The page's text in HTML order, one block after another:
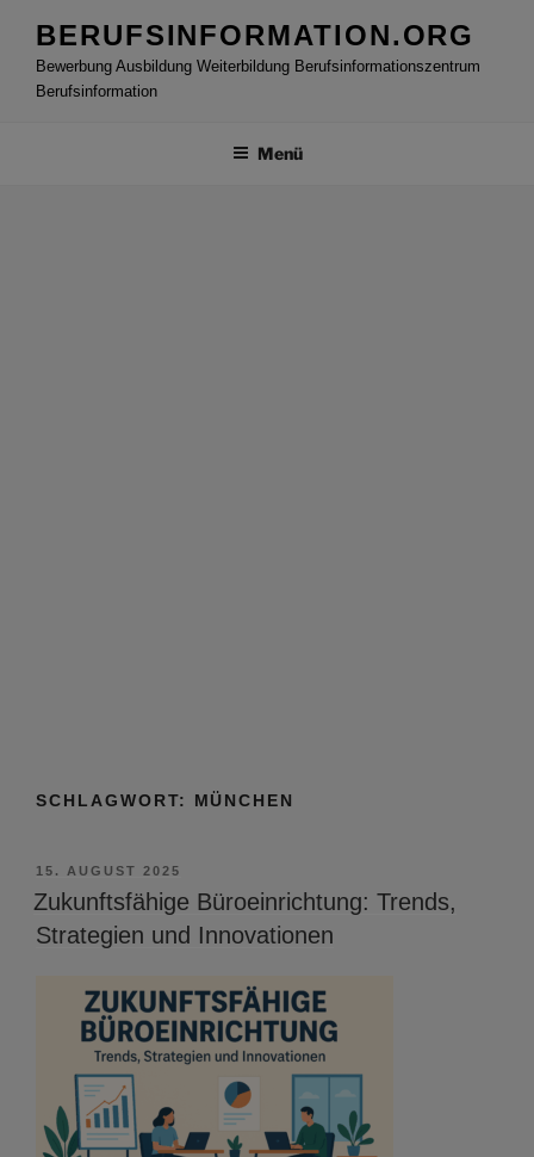
Inhalt
springen
BERUFSINFORMATION.ORG
Bewerbung Ausbildung Weiterbildung Berufsinformationszentrum
Berufsinformation
Menü
SCHLAGWORT: MÜNCHEN
VERÖFFENTLICHT
AM
15. AUGUST 2025
Zukunftsfähige Büroeinrichtung: Trends,
Strategien und Innovationen